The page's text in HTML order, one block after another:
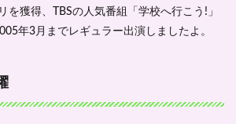
を獲得、TBSの人気番組「学校へ行こう!」
年3月までレギュラー出演しましたよ。